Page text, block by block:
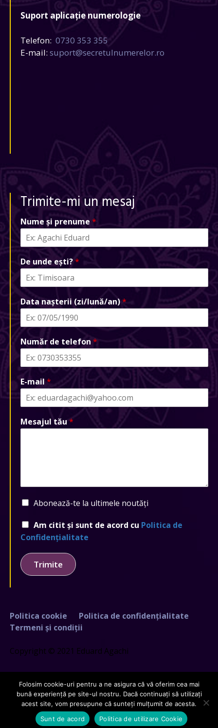
Suport aplicație numerologie
Telefon: 0730 353 355
E-mail: suport@secretulnumerelor.ro
Trimite-mi un mesaj
Nume și prenume *
De unde ești?*
Data nașterii (zi/lună/an)*
Număr de telefon *
E-mail *
Mesajul tău *
Abonează-te la ultimele noutăți
Am citit și sunt de acord cu Politica de
Confidențialitate
Trimite
Politica cookie
Politica de confidențialitate
Termeni și condiții
Copyright © 2021 Eduard Agachi
Creat deGDCloud.io
Folosim cookie-uri pentru a ne asigura că vă oferim cea mai
bună experiență pe site-ul nostru. Dacă continuați să utilizați
acest site, vom presupune că sunteți mulțumit de acesta.
Sunt de acord
Politica de utilizare Cookie